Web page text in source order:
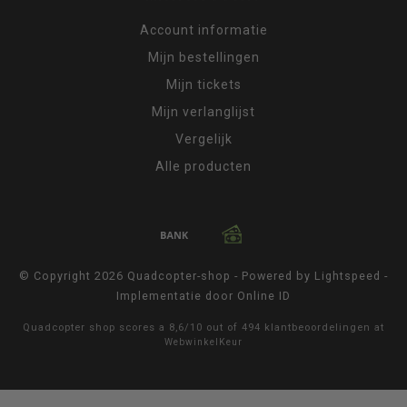
Account informatie
Mijn bestellingen
Mijn tickets
Mijn verlanglijst
Vergelijk
Alle producten
© Copyright 2026 Quadcopter-shop - Powered by Lightspeed -
Implementatie door Online ID
Quadcopter shop scores a 8,6/ 10 out of 494 klantbeoordelingen at
WebwinkelKeur